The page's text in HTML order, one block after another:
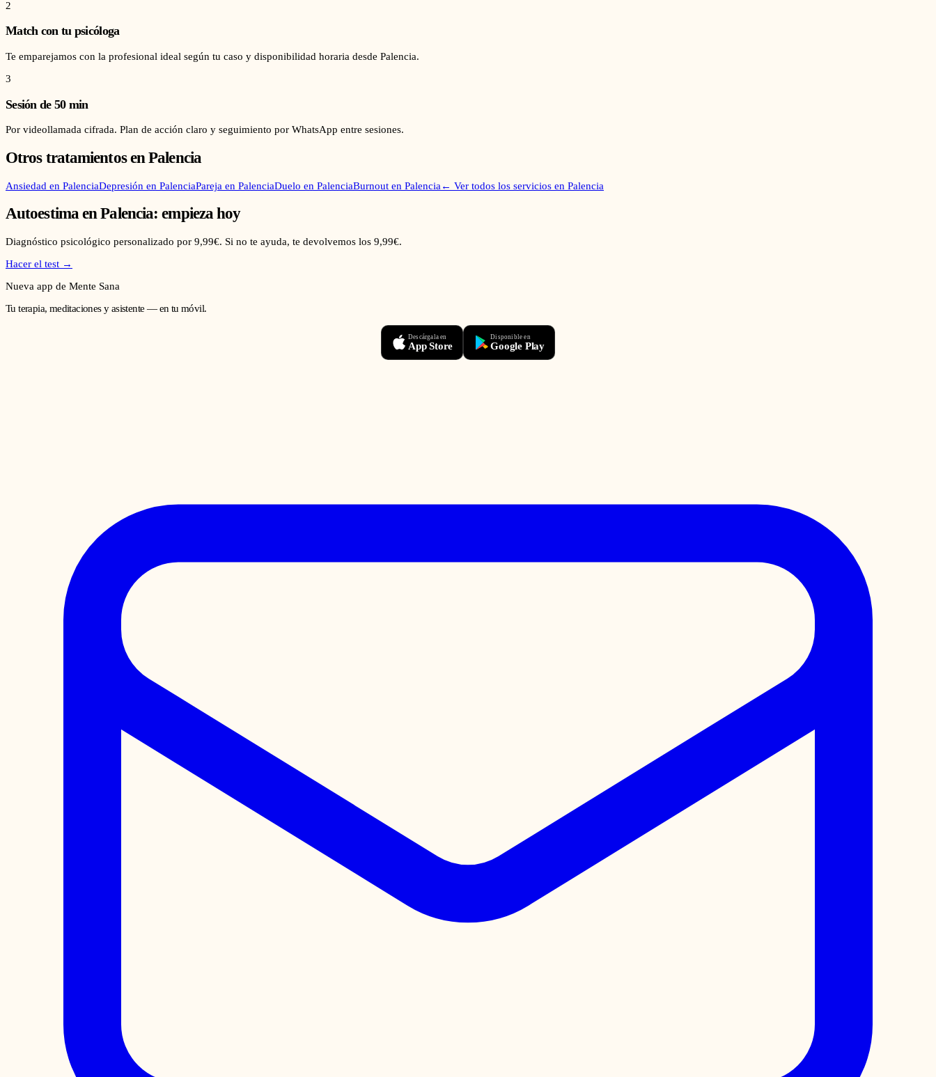
2
Match con tu psicóloga
Te emparejamos con la profesional ideal según tu caso y disponibilidad horaria desde Palencia.
3
Sesión de 50 min
Por videollamada cifrada. Plan de acción claro y seguimiento por WhatsApp entre sesiones.
Otros tratamientos enPalencia
Ansiedad en PalenciaDepresión en PalenciaPareja en PalenciaDuelo en PalenciaBurnout en Palencia ← Ver todos los servicios en Palencia
AutoestimaenPalencia: empieza hoy
Diagnóstico psicológico personalizado por 9,99€. Si no te ayuda, te devolvemos los 9,99€.
Hacer el test →
Nueva app de Mente Sana
Tu terapia, meditaciones y asistente — en tu móvil.
Descárgala en
App Store
Disponible en
Google Play